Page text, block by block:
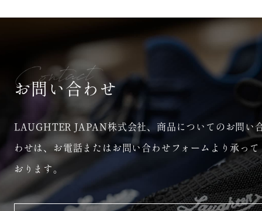
Contact
お問い合わせ
LAUGHTER JAPAN株式会社、商品についてのお問い
わせは、
お電話またはお問い合わせフォームより承って
おります。